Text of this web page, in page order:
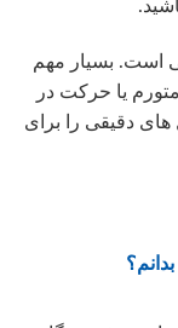
است. بسیار مهم
یا حرکت در
دقیقی را برای